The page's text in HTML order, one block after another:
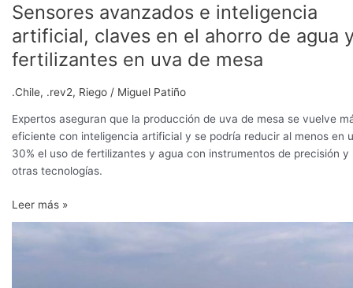
Sensores avanzados e inteligencia
artificial, claves en el ahorro de agua
fertilizantes en uva de mesa
.Chile, .rev2, Riego / Miguel Patiño
Expertos aseguran que la producción de uva de mesa se vuelve
eficiente con inteligencia artificial y se podría reducir al menos en
30% el uso de fertilizantes y agua con instrumentos de precisión y
otras tecnologías.
uva
mesa
Leer más »